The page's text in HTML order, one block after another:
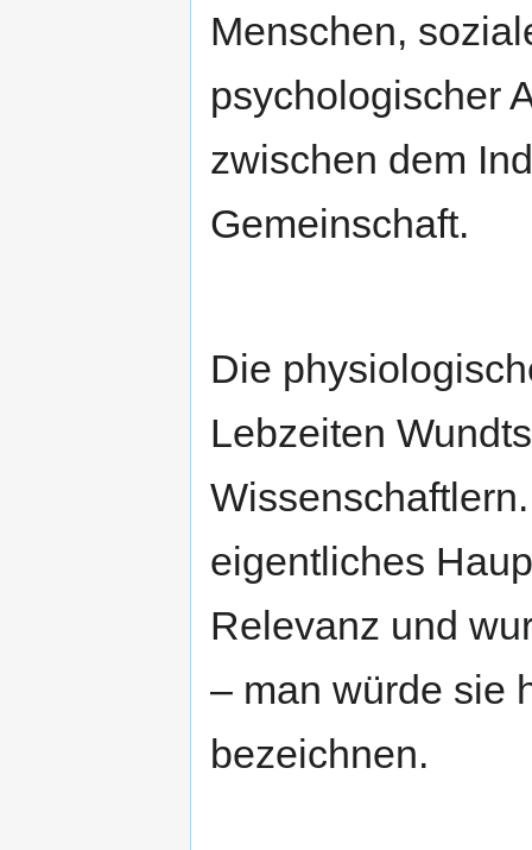
Menschen,
psychologischer
zwischen dem
Gemeinschaft.
Die
Lebzeiten
eigentliches
Relevanz und
– man würde sie
bezeichnen.